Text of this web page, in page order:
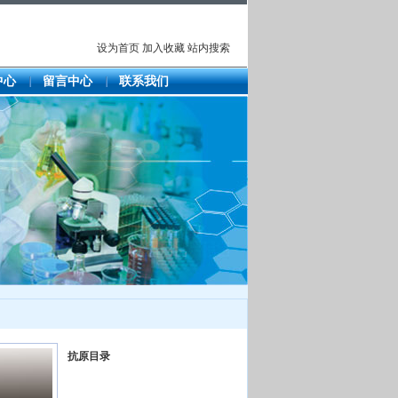
设为首页 加入收藏 站内搜索
心 留言中心 联系我们
抗原目录